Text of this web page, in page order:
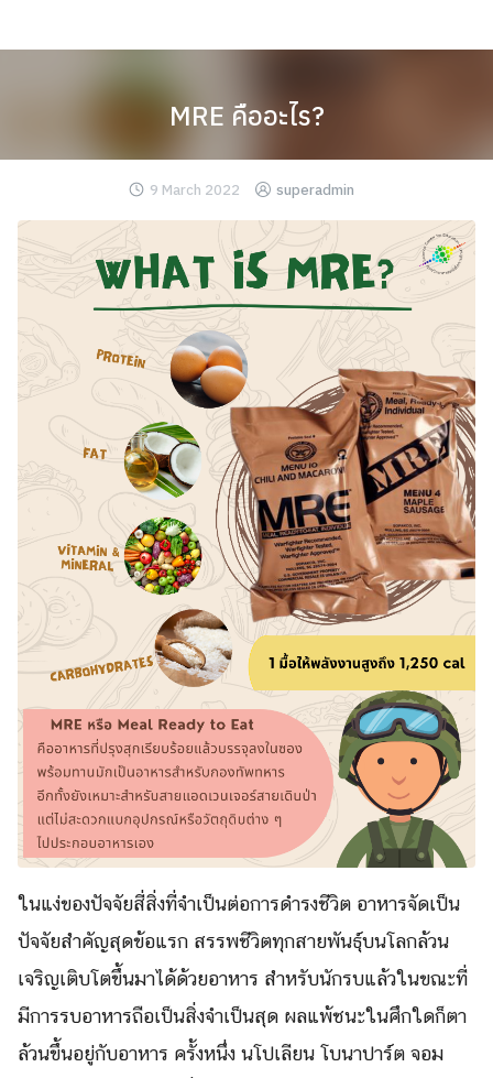
to
MRE คืออะไร?
9 March 2022 superadmin
ในแง่ของปัจจัยสี่สิ่งที่จำเป็นต่อการดำรงชีวิต อาหารจัดเป็น
ปัจจัยสำคัญสุดข้อแรก สรรพชีวิตทุกสายพันธุ์บนโลกล้วน
เจริญเติบโตขึ้นมาได้ด้วยอาหาร สำหรับนักรบแล้วในขณะที่
มีการรบอาหารถือเป็นสิ่งจำเป็นสุด ผลแพ้ชนะในศึกใดก็ตา
ล้วนขึ้นอยู่กับอาหาร ครั้งหนึ่ง นโปเลียน โบนาปาร์ต จอม